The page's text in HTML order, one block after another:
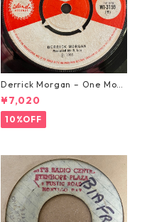
Derrick Morgan – One Morn
ing In May【7-21653】
¥7,020
10%OFF